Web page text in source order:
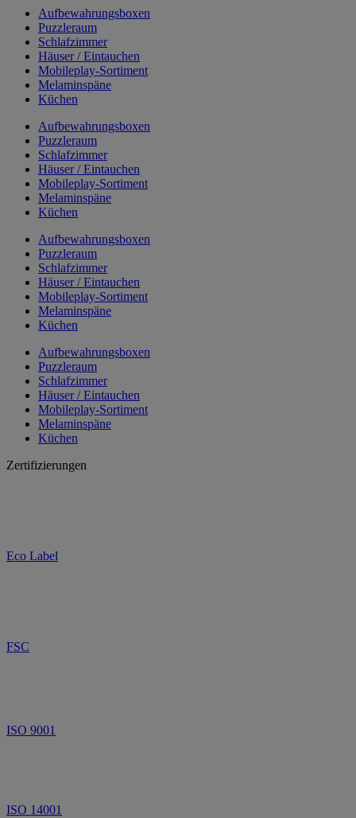
Aufbewahrungsboxen
Puzzleraum
Schlafzimmer
Häuser / Eintauchen
Mobileplay-Sortiment
Melaminspäne
Küchen
Aufbewahrungsboxen
Puzzleraum
Schlafzimmer
Häuser / Eintauchen
Mobileplay-Sortiment
Melaminspäne
Küchen
Aufbewahrungsboxen
Puzzleraum
Schlafzimmer
Häuser / Eintauchen
Mobileplay-Sortiment
Melaminspäne
Küchen
Aufbewahrungsboxen
Puzzleraum
Schlafzimmer
Häuser / Eintauchen
Mobileplay-Sortiment
Melaminspäne
Küchen
Zertifizierungen
Eco Label
FSC
ISO 9001
ISO 14001